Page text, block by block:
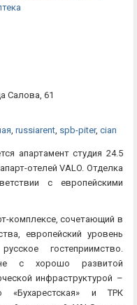
Салова, 61
, russiarent, spb-piter, cian
апартамент студия 24.5
отелей VALO. Отделка
с европейскими
комплексе, сочетающий в
европейский уровень
гостеприимство.
с хорошо развитой
инфраструктурой –
«Бухарестская» и ТРК